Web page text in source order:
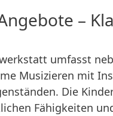
–
umfasst
Musizieren mit
Die
Fähigkeiten